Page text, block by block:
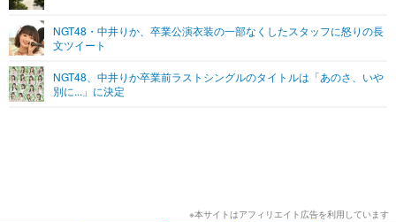
ネタ
ショッピング その他
SPEED TEST
エンタメ
エンタメTOP
ライフ
NGT48・中井りか、卒業公演衣装の一部なくしたスタッフに怒りの長
文ツイート
NGT48、中井りか卒業前ラストシングルのタイトルは「あのさ、いや
別に...」に決定